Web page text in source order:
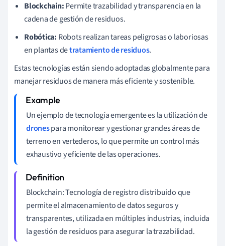
Blockchain:Permite trazabilidad y transparencia en la
cadena de gestión de residuos.
Robótica: Robots realizan tareas peligrosas o laboriosas
en plantas detratamiento de residuos.
Estas tecnologías están siendo adoptadas globalmente para
manejar residuos de manera más eficiente y sostenible.
Un ejemplo de tecnología emergente es la utilización de
dronespara monitorear y gestionar grandes áreas de
terreno en vertederos, lo que permite un control más
exhaustivo y eficiente de las operaciones.
Blockchain: Tecnología de registro distribuido que
permite el almacenamiento de datos seguros y
transparentes, utilizada en múltiples industrias, incluida
la gestión de residuos para asegurar la trazabilidad.